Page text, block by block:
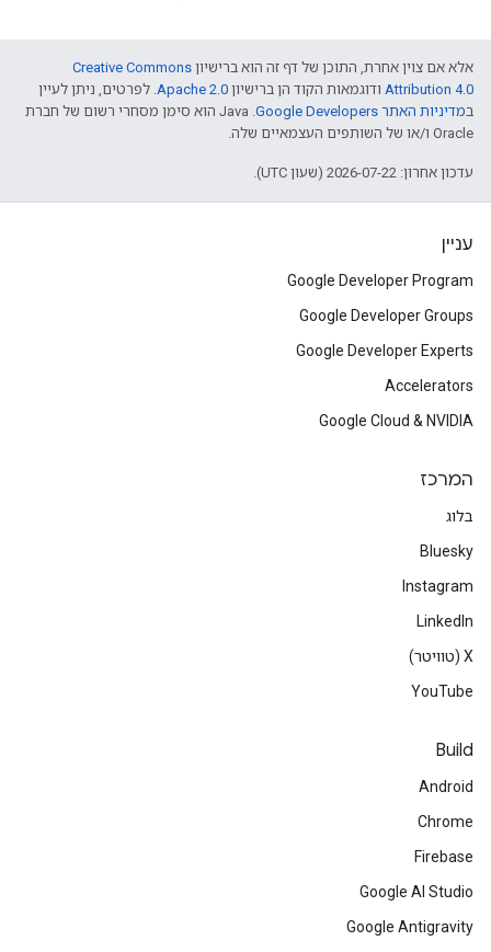
אלא אם צוין אחרת, התוכן של דף זה הוא ברישיון Creative Commons
Attribution 4.0 ודוגמאות הקוד הן ברישיון Apache 2.0. לפרטים, ניתן לעיין
במדיניות האתר Google Developers‏
.‏ Java הוא סימן מסחרי רשום של חברת
Oracle ו/או של השותפים העצמאיים שלה.
עדכון אחרון: 2026-07-22 (שעון UTC).
עניין
Google Developer Program
Google Developer Groups
Google Developer Experts
Accelerators
Google Cloud & NVIDIA
המרכז
בלוג
Bluesky
Instagram
LinkedIn
‫X (טוויטר)
YouTube
Build
Android
Chrome
Firebase
Google AI Studio
Google Antigravity